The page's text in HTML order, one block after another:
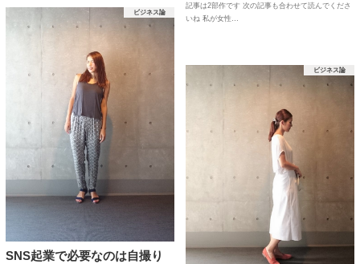
記事は2部作です 次の記事も合わせて読んでくださ
いね 私が女性…
ビジネス論
SNS起業で必要なのは自撮り
ビジネス論